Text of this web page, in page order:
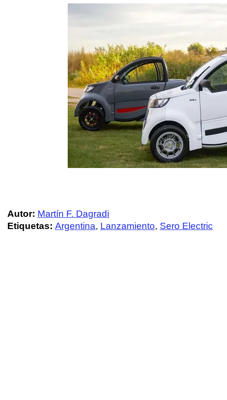
Autor: Martín F. Dagradi
Etiquetas: Argentina, Lanzamiento, Sero Electric